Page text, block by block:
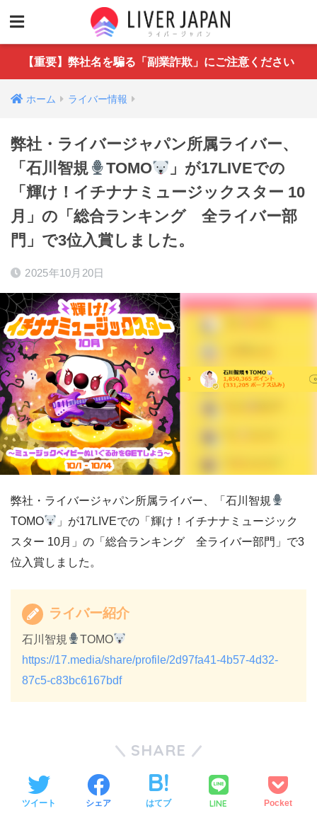
【重要】弊社名を騙る「副業詐欺」にご注意ください
ホーム ライバー情報
弊社・ライバージャパン所属ライバー、
「石川智規
TOMO
」が17LIVEでの
「輝け！イチナナミュージックスター 10
月」の「総合ランキング 全ライバー部
門」で3位入賞しました。
2025年10月20日
弊社・ライバージャパン所属ライバー、「石川智規
TOMO
」が17LIVEでの「輝け！イチナナミュージック
スター 10月」の「総合ランキング 全ライバー部門」で3
位入賞しました。
ライバー紹介
石川智規
TOMO
https://17.media/share/profile/2d97fa41-4b57-4d32-
87c5-c83bc6167bdf
SHARE
ツイート シェア はてブ LINE Pocket